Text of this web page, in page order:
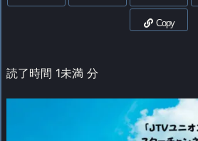
Copy
読了時間 1未満 分